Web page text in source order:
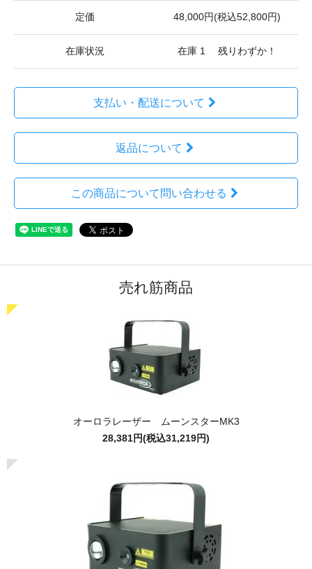
定価 48,000円(税込52,800円)
在庫状況 在庫 1 残りわずか！
支払い・配送について
返品について
この商品について問い合わせる
売れ筋商品
オーロラレーザー ムーンスターMK3
28,381円(税込31,219円)